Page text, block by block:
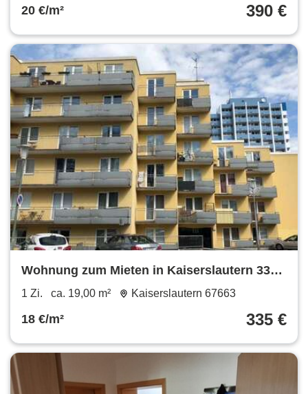
20 €/m² 390 €
Wohnung zum Mieten in Kaiserslautern 335
€ 19 m²
1 Zi. ca. 19,00 m² Kaiserslautern 67663
18 €/m² 335 €